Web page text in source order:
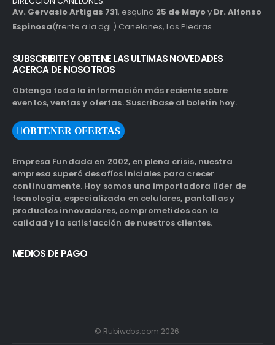
Av. Gervasio Artigas 731, esquina 25 de Mayoy Dr. Alfonso
Espinosa(frente a la dgi ) Canelones, Las Piedras
SUBSCRIBITE Y OBTENE LAS ULTIMAS NOVEDADES
ACERCA DE NOSOTROS
Obtenga toda la información más reciente sobre
eventos, ventas y ofertas. Suscríbase al boletín hoy.
OBTENER OFERTAS
Empresa Fundada en 2002, en plena crisis, nuestra
empresa superó desafíos iniciales para crecer
continuamente. Hoy somos una importadora líder de
tecnología, especializada en celulares, pantallas y
productos innovadores, comprometidos con la
calidad y la satisfacción de nuestros clientes.
MEDIOS DE PAGO
© Rubiwebs.com 2026.